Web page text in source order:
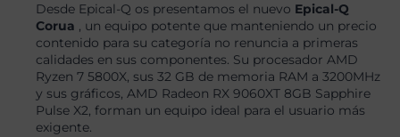
Desde Epical-Q os presentamos el nuevo Epical-Q
Corua , un equipo potente que manteniendo un precio
contenido para su categoría no renuncia a primeras
calidades en sus componentes. Su procesador AMD
Ryzen 7 5800X, sus 32 GB de memoria RAM a 3200MHz
y sus gráficos, AMD Radeon RX 9060XT 8GB Sapphire
Pulse X2, forman un equipo ideal para el usuario más
exigente.